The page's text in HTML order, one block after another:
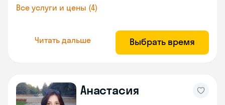
Все услуги и цены (4)
Читать дальше Выбрать время
Анастасия